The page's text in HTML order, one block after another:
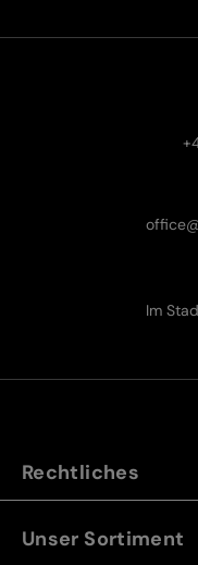
Im
Rechtliches
Unser Sortiment